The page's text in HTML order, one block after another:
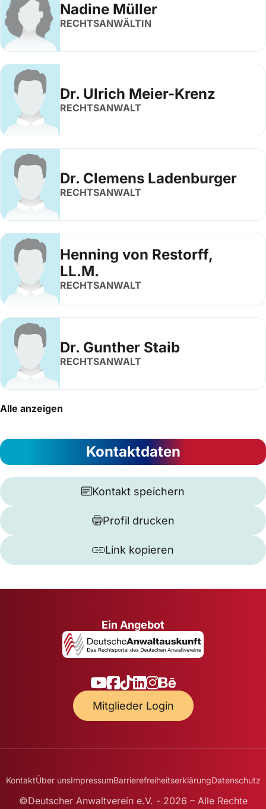
Nadine Müller
RECHTSANWÄLTIN
Dr. Ulrich Meier-Krenz
RECHTSANWALT
Dr. Clemens Ladenburger
RECHTSANWALT
Henning von Restorff,
LL.M.
RECHTSANWALT
Dr. Gunther Staib
RECHTSANWALT
Alle anzeigen
Kontaktdaten
Kontakt speichern
Profil drucken
Link kopieren
Ein Angebot
Mitglieder Login
KontaktÜber unsImpressumBarrierefreiheitserklärungDatenschutz
©Deutscher Anwaltverein e.V. - 2026 – Alle Rechte